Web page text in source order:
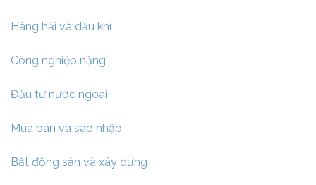
Hàng hải và dầu khí
Công nghiệp nặng
Đầu tư nước ngoài
Mua bán và sáp nhập
Bất động sản và xây dựng